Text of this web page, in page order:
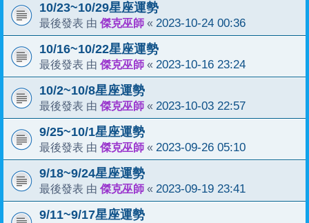
10/23~10/29星座運勢
最後發表 由 傑克巫師 « 2023-10-24 00:36
10/16~10/22星座運勢
最後發表 由 傑克巫師 « 2023-10-16 23:24
10/2~10/8星座運勢
最後發表 由 傑克巫師 « 2023-10-03 22:57
9/25~10/1星座運勢
最後發表 由 傑克巫師 « 2023-09-26 05:10
9/18~9/24星座運勢
最後發表 由 傑克巫師 « 2023-09-19 23:41
9/11~9/17星座運勢